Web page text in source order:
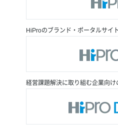
HiProのブランド・ポータルサイト
経営課題解決に取り組む企業向け